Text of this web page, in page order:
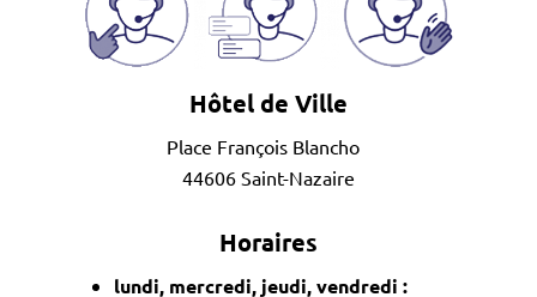
Hôtel de Ville
Place François Blancho
44606 Saint-Nazaire
Horaires
lundi, mercredi, jeudi, vendredi :